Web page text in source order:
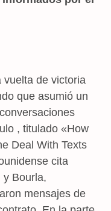
vuelta de victoria
que asumió un
, titulado «How
Deal With Texts
cita
y Bourla,
mensajes de